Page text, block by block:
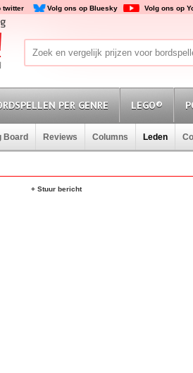
twitter Volg ons op Bluesky Volg ons op
PER GENRE LEGO®
Board Reviews Columns Leden
+ Stuur bericht